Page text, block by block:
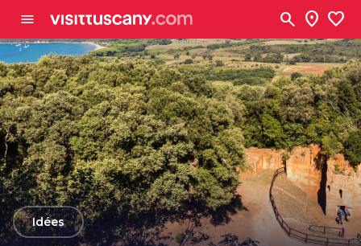
menu search location_on favorite
arrow_backIdées